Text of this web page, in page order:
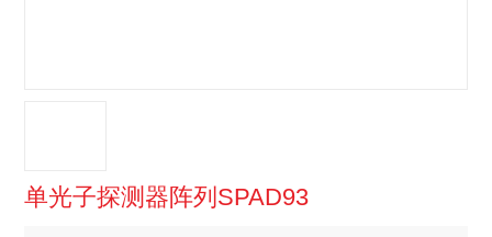
单光子探测器阵列SPAD93